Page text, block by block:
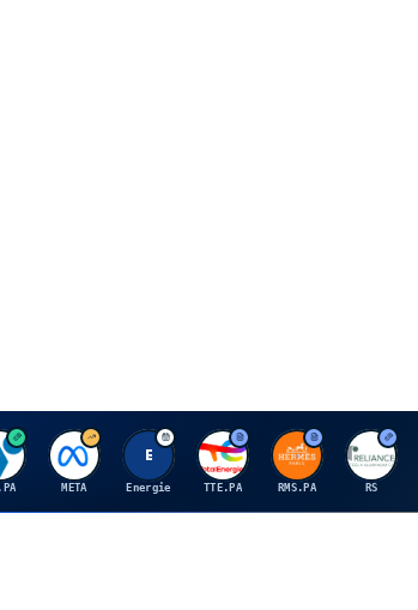
V M
META
E
Energie
T
TTE.PA
H
RMS.PA
R
RS